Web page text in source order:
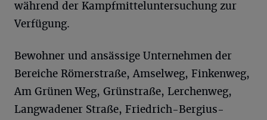
während der Kampfmitteluntersuchung zur
Verfügung.
Bewohner und ansässige Unternehmen der
Bereiche Römerstraße, Amselweg, Finkenweg,
Am Grünen Weg, Grünstraße, Lerchenweg,
Langwadener Straße, Friedrich-Bergius-